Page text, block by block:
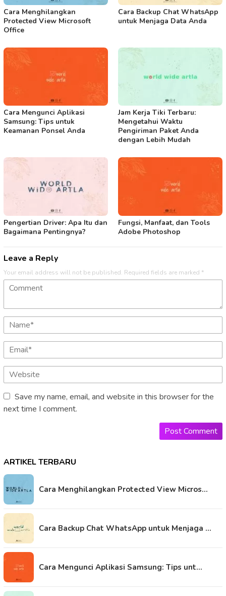
Cara Menghilangkan
Protected View Microsoft
Office
Cara Backup Chat WhatsApp
untuk Menjaga Data Anda
Cara Mengunci Aplikasi
Samsung: Tips untuk
Keamanan Ponsel Anda
Jam Kerja Tiki Terbaru:
Mengetahui Waktu
Pengiriman Paket Anda
dengan Lebih Mudah
Pengertian Driver: Apa Itu dan
Bagaimana Pentingnya?
Fungsi, Manfaat, dan Tools
Adobe Photoshop
Leave a Reply
Your email address will not be published. Required fields are marked *
Save my name, email, and website in this browser for the
next time I comment.
ARTIKEL TERBARU
Cara Menghilangkan Protected View Micros…
Cara Backup Chat WhatsApp untuk Menjaga …
Cara Mengunci Aplikasi Samsung: Tips unt…